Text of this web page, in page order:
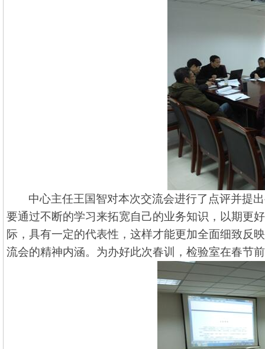
中心主任王国智对本次交流会进行了点评并提
要通过不断的学习来拓宽自己的业务知识，以期更
际，具有一定的代表性，这样才能更加全面细致反
流会的精神内涵。 为办好此次春训，检验室在春节